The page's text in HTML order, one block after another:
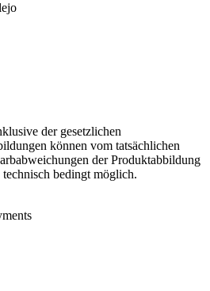
der gesetzlichen
können vom tatsächlichen
der Produktabbildung
bedingt möglich.